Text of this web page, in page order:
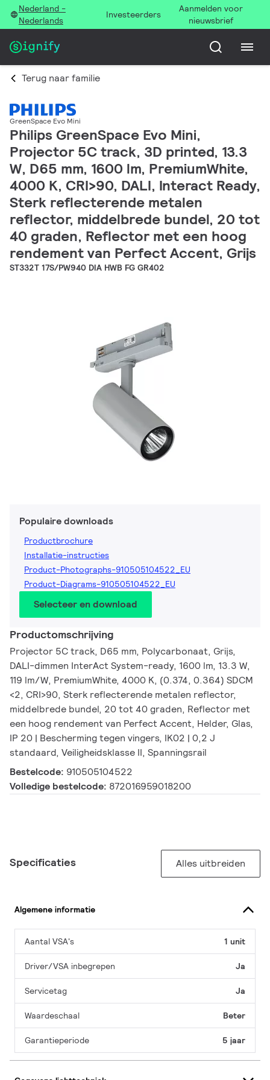
Nederland -
Nederlands
Investeerders
Aanmelden voor
nieuwsbrief
Terug naar familie
GreenSpace Evo Mini
Philips GreenSpace Evo Mini,
Projector 5C track, 3D printed, 13.3
W, D65 mm, 1600 lm, PremiumWhite,
4000 K, CRI>90, DALI, Interact Ready,
Sterk reflecterende metalen
reflector, middelbrede bundel, 20 tot
40 graden, Reflector met een hoog
rendement van Perfect Accent, Grijs
ST332T 17S/PW940 DIA HWB FG GR402
Populaire downloads
Productbrochure
Installatie-instructies
Product-Photographs-910505104522_EU
Product-Diagrams-910505104522_EU
Selecteer en download
Productomschrijving
Projector 5C track, D65 mm, Polycarbonaat, Grijs,
DALI-dimmen InterAct System-ready, 1600 lm, 13.3 W,
119 lm/W, PremiumWhite, 4000 K, (0.374, 0.364) SDCM
<2, CRI>90, Sterk reflecterende metalen reflector,
middelbrede bundel, 20 tot 40 graden, Reflector met
een hoog rendement van Perfect Accent, Helder, Glas,
IP 20 | Bescherming tegen vingers, IK02 | 0,2 J
standaard, Veiligheidsklasse II, Spanningsrail
Bestelcode: 910505104522
Volledige bestelcode: 872016959018200
Specificaties Alles uitbreiden
Algemene informatie
Aantal VSA's 1 unit
Driver/VSA inbegrepen Ja
Servicetag Ja
Waardeschaal Beter
Garantieperiode 5 jaar